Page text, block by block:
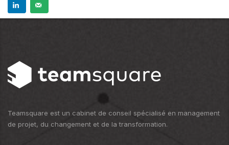
Teamsquare est un cabinet de conseil spécialisé en management
de projet, du changement et de la transformation.